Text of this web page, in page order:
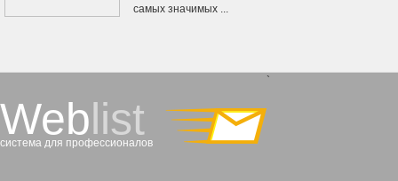
самых значимых ...
Weblist
система для профессионалов
`